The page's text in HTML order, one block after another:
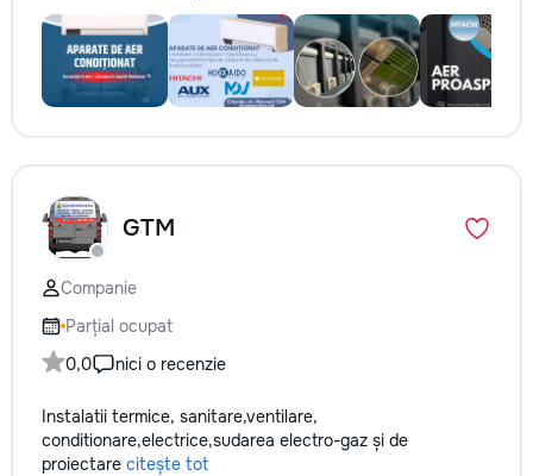
GTM
Companie
Parțial ocupat
0,0
nici o recenzie
Instalatii termice, sanitare,ventilare,
conditionare,electrice,sudarea electro-gaz și de
proiectare citește tot